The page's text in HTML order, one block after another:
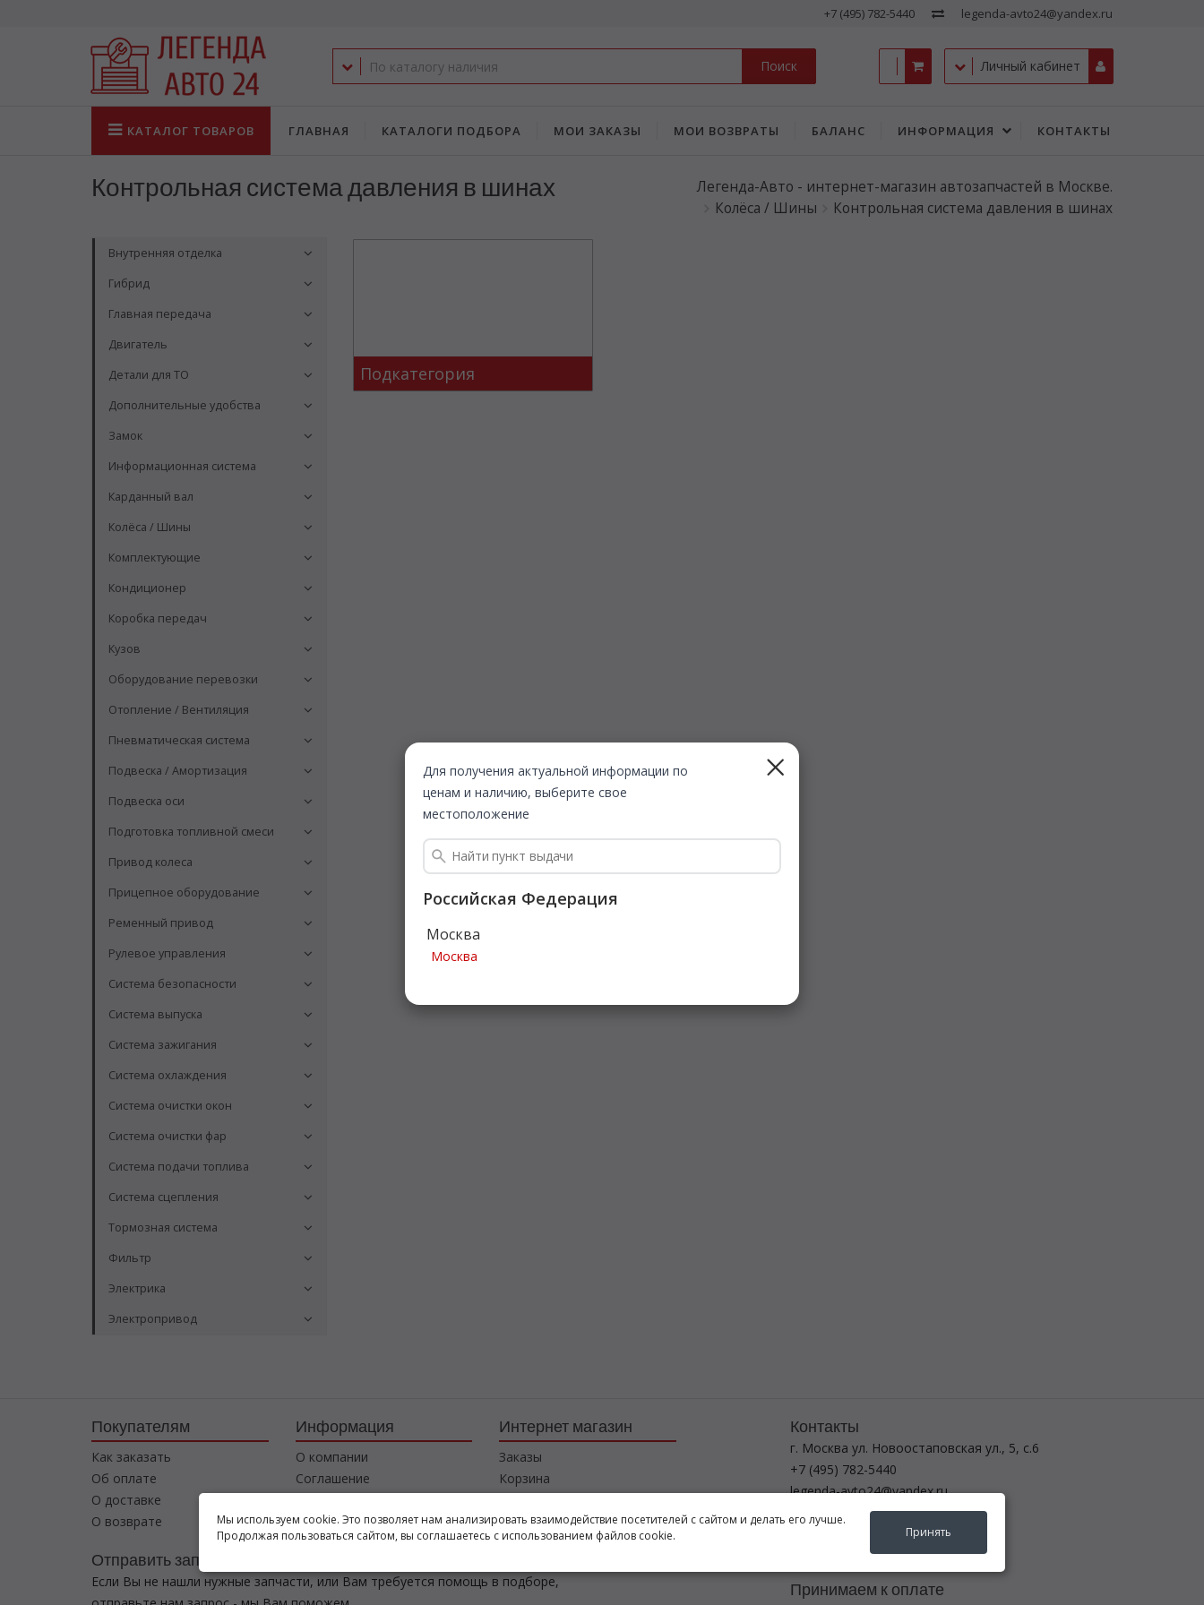
+7 (495) 782-5440 legenda-avto24@yandex.ru
Для получения актуальной информации по
ценам и наличию, выберите свое
местоположение
Российская Федерация
Москва
Москва
Поиск Личный кабинет
КАТАЛОГ ТОВАРОВ ГЛАВНАЯ КАТАЛОГИ ПОДБОРА МОИ ЗАКАЗЫ МОИ ВОЗВРАТЫ БАЛАНС ИНФОРМАЦИЯ КОНТАКТЫ
Контрольная система давления в шинах
Легенда-Авто - интернет-магазин автозапчастей в Москве.
Колёса / Шины
Контрольная система давления в шинах
Внутренняя отделка
Гибрид
Главная передача
Двигатель
Детали для ТО
Дополнительные удобства
Замок
Информационная система
Карданный вал
Колёса / Шины
Комплектующие
Кондиционер
Коробка передач
Кузов
Оборудование перевозки
Отопление / Вентиляция
Пневматическая система
Подвеска / Амортизация
Подвеска оси
Подготовка топливной смеси
Привод колеса
Прицепное оборудование
Ременный привод
Рулевое управления
Система безопасности
Система выпуска
Система зажигания
Система охлаждения
Система очистки окон
Система очистки фар
Система подачи топлива
Система сцепления
Тормозная система
Фильтр
Электрика
Электропривод
Подкатегория
Покупателям
Как заказать
Об оплате
О доставке
О возврате
Информация
О компании
Соглашение
Интернет магазин
Заказы
Корзина
Каталог товаров
Отправить запрос
Если Вы не нашли нужные запчасти, или Вам требуется помощь в подборе,
Контакты
г. Москва ул. Новоостаповская ул., 5, с.6
+7 (495) 782-5440
legenda-avto24@yandex.ru
Режим работы
пн-вс с 8:00 до 21:00
Принимаем к оплате
Мы используем cookie. Это позволяет нам анализировать взаимодействие посетителей с сайтом и делать его лучше.
Продолжая пользоваться сайтом, вы соглашаетесь с использованием файлов cookie.
Принять